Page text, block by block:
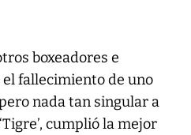
boxeadores e
fallecimiento de uno
nada tan singular a
cumplió la mejor